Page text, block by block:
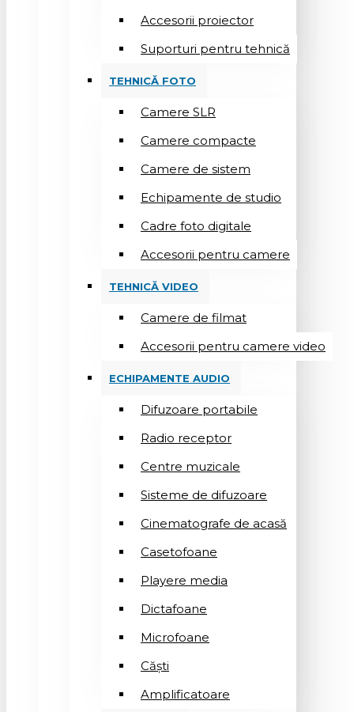
Accesorii proiector
Suporturi pentru tehnică
TEHNICĂ FOTO
Camere SLR
Camere compacte
Camere de sistem
Echipamente de studio
Cadre foto digitale
Accesorii pentru camere
TEHNICĂ VIDEO
Camere de filmat
Accesorii pentru camere video
ECHIPAMENTE AUDIO
Difuzoare portabile
Radio receptor
Centre muzicale
Sisteme de difuzoare
Cinematografe de acasă
Casetofoane
Playere media
Dictafoane
Microfoane
Căşti
Amplificatoare